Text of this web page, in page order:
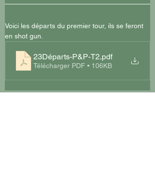
Voici les départs du premier tour, ils se feront
en shot gun.
23Départs-P&P-T2.pdf
Télécharger PDF • 106KB